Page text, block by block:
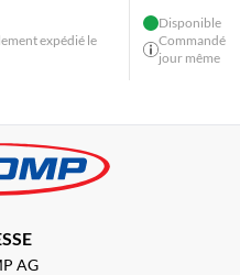
expédié le
Disponible
Commandé
jour même
AG